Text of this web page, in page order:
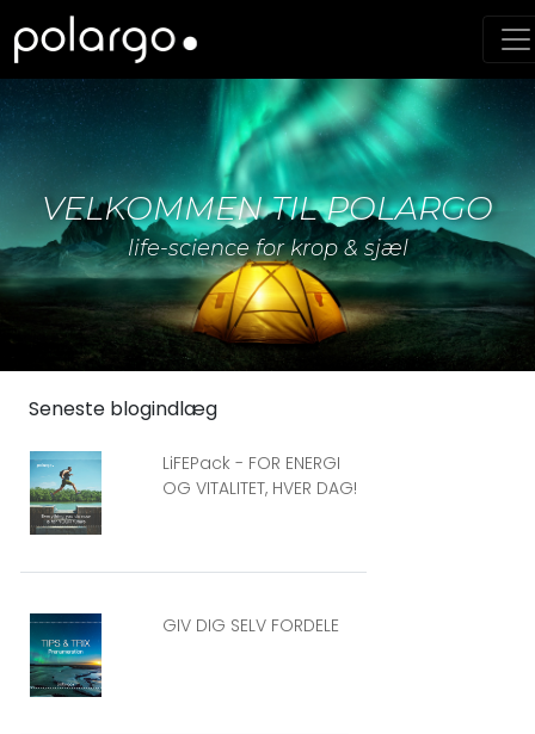
VELKOMMEN TIL POLARGO
life-science for krop & sjæl
Seneste blogindlæg
LiFEPack - FOR ENERGI
OG VITALITET, HVER DAG!
GIV DIG SELV FORDELE